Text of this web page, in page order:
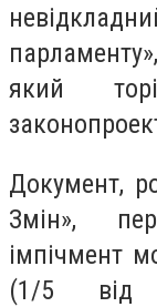
який
Документ,
Змін»,
імпічмент
(1/5 від